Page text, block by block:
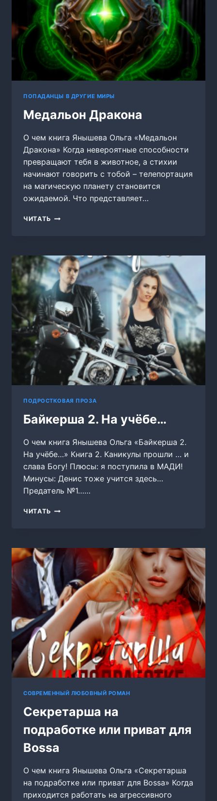
ПОПАДАНЦЫ В ДРУГИЕ МИРЫ
Медальон Дракона
О чем книга Янышева Ольга «Медальон
Дракона» Когда невероятные способности
превращают тебя в животное, а стихии
начинают говорить с тобой – телепортация
на магическую планету становится
ожидаемой. Что представляет…
ЧИТАТЬ МЕДАЛЬОН
ПОДРОСТКОВАЯ ПРОЗА
Байкерша 2. На учёбе…
О чем книга Янышева Ольга «Байкерша 2.
На учёбе…» Книга 2. Каникулы прошли … и
слава Богу! Плюсы: я поступила в МАДИ!
Минусы: Денис тоже учится здесь…
Предатель №1……
ЧИТАТЬ БАЙКЕРША
СОВРЕМЕННЫЙ ЛЮБОВНЫЙ РОМАН
Секретарша на
подработке или приват для
Bossa
О чем книга Янышева Ольга «Секретарша
на подработке или приват для Bossa» Когда
приходится работать на агрессивного